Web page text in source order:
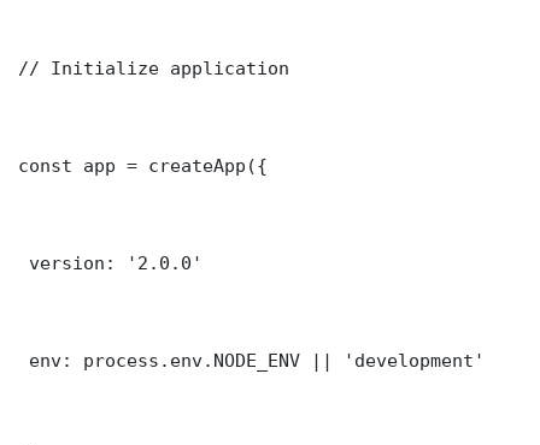
// Initialize application
const app = createApp({
version: '2.0.0'
env: process.env.NODE_ENV || 'development'